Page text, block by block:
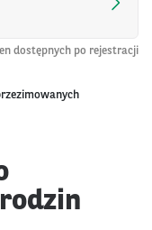
dostępnych po rejestracji